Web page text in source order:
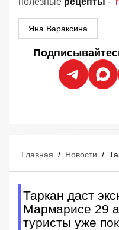
Яна Вараксина
Главная / Новости /
Таркан даст
Мармарисе 29
туристы уже